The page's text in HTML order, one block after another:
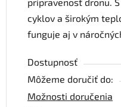
cyklov a širokým
funguje aj v
Dostupnosť
Môžeme doručiť do:
Možnosti doručenia